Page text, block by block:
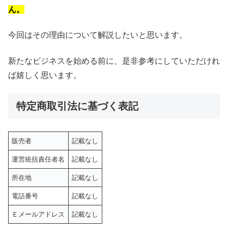
ん。
今回はその理由について解説したいと思います。
新たなビジネスを始める前に、是非参考にしていただけれ
ば嬉しく思います。
特定商取引法に基づく表記
販売者 記載なし
運営統括責任者名 記載なし
所在地 記載なし
電話番号 記載なし
Ｅメールアドレス 記載なし